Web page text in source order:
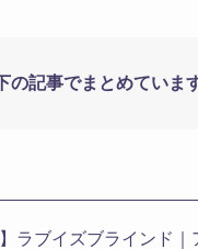
記事でまとめています
ラブイズブラインド